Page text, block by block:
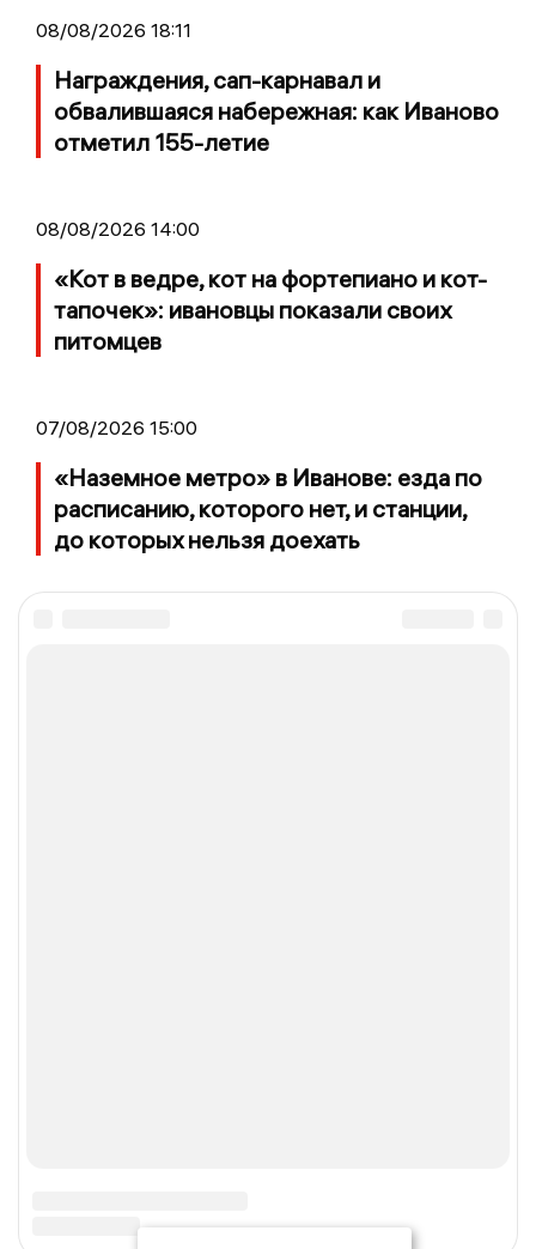
08/08/2026 18:11
Награждения, сап-карнавал и
обвалившаяся набережная: как Иваново
отметил 155-летие
08/08/2026 14:00
«Кот в ведре, кот на фортепиано и кот-
тапочек»: ивановцы показали своих
питомцев
07/08/2026 15:00
«Наземное метро» в Иванове: езда по
расписанию, которого нет, и станции,
до которых нельзя доехать